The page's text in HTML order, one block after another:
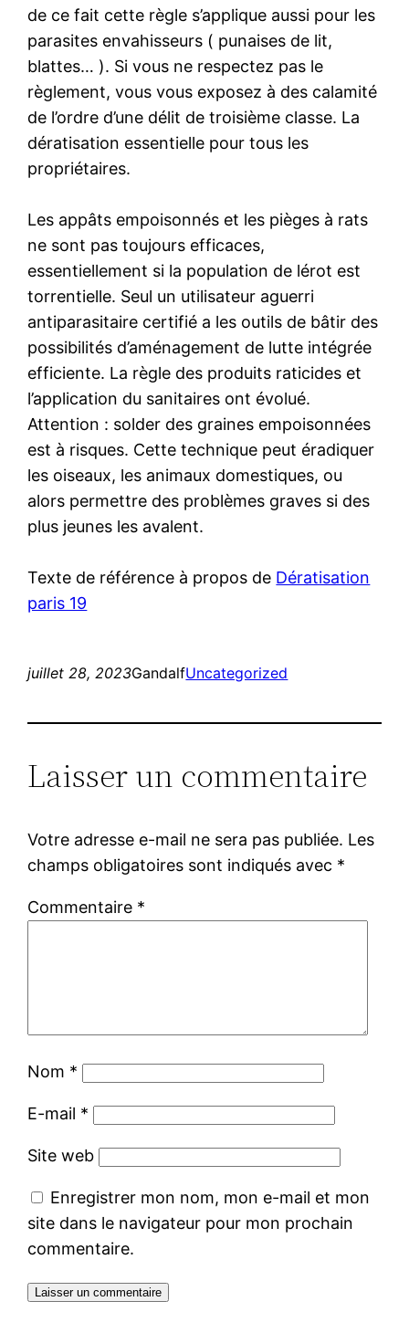
de ce fait cette règle s’applique aussi pour les
parasites envahisseurs ( punaises de lit,
blattes… ). Si vous ne respectez pas le
règlement, vous vous exposez à des calamité
de l’ordre d’une délit de troisième classe. La
dératisation essentielle pour tous les
propriétaires.
Les appâts empoisonnés et les pièges à rats
ne sont pas toujours efficaces,
essentiellement si la population de lérot est
torrentielle. Seul un utilisateur aguerri
antiparasitaire certifié a les outils de bâtir des
possibilités d’aménagement de lutte intégrée
efficiente. La règle des produits raticides et
l’application du sanitaires ont évolué.
Attention : solder des graines empoisonnées
est à risques. Cette technique peut éradiquer
les oiseaux, les animaux domestiques, ou
alors permettre des problèmes graves si des
plus jeunes les avalent.
Texte de référence à propos de Dératisation
paris 19
juillet 28, 2023GandalfUncategorized
Laisser un commentaire
Votre adresse e-mail ne sera pas publiée. Les
champs obligatoires sont indiqués avec *
Commentaire *
Nom *
E-mail *
Site web
Enregistrer mon nom, mon e-mail et mon
site dans le navigateur pour mon prochain
commentaire.